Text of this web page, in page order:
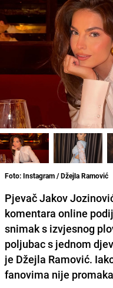
Foto: Instagram / Džejla Ramović
Pjevač Jakov
komentara online
snimak s izvjesnog
poljubac s jednom
je Džejla Ramović.
fanovima nije